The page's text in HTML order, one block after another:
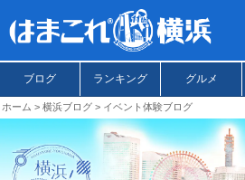
ブログ ランキング グルメ
ホーム 横浜ブログ イベント体験ブログ